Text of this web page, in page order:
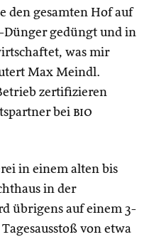
den gesamten Hof auf
gedüngt und in
was mir
Max Meindl.
zertifizieren
bei bio
in einem alten bis
in der
übrigens auf einem 3-
von etwa